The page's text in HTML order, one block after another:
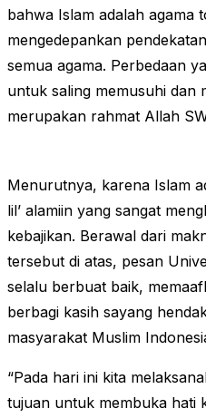
bahwa Islam adalah agama
mengedepankan
semua agama. Perbedaan
untuk saling memusuhi dan
merupakan rahmat Allah
Menurutnya, karena Islam
lil’ alamiin yang sangat
kebajikan. Berawal dari
tersebut di atas, pesan
selalu berbuat baik,
berbagi kasih sayang
masyarakat Muslim
“Pada hari ini kita
tujuan untuk membuka hati